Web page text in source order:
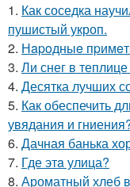
1. Как соседка
пушистый укроп.
2. Нapoдныe
3. Ли снег в
4. Десятка лучших
5. Как обеспечить
увядания и
6. Дачная банька
7. Где этa улица?
8. Ароматный хлеб